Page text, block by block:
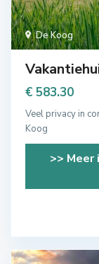
De Koog
€ 583.30
Veel privacy in
Koog
>> Meer